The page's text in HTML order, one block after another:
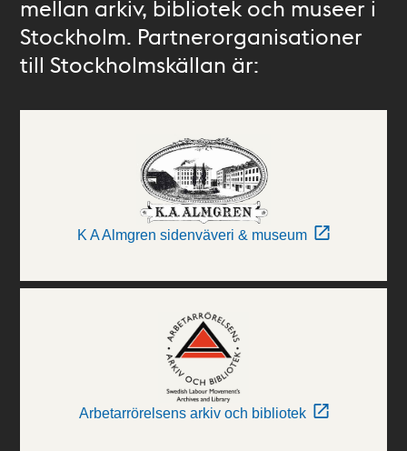
mellan arkiv, bibliotek och museer i
Stockholm. Partnerorganisationer
till Stockholmskällan är:
K A Almgren sidenväveri & museum
Arbetarrörelsens arkiv och bibliotek